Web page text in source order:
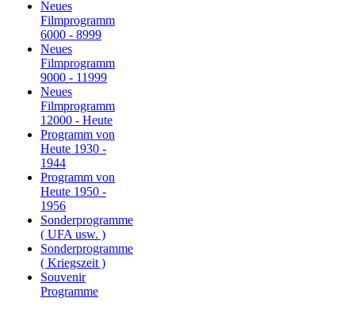
Neues
Filmprogramm
6000 - 8999
Neues
Filmprogramm
9000 - 11999
Neues
Filmprogramm
12000 - Heute
Programm von
Heute 1930 -
1944
Programm von
Heute 1950 -
1956
Sonderprogramme
( UFA usw. )
Sonderprogramme
( Kriegszeit )
Souvenir
Programme